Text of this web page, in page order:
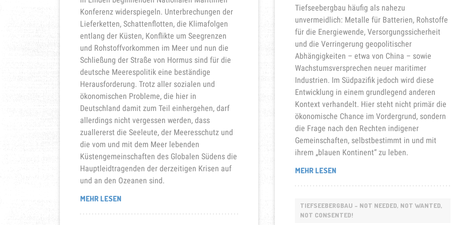
Konferenz widerspiegeln. Unterbrechungen der
Lieferketten, Schattenflotten, die Klimafolgen
entlang der Küsten, Konflikte um Seegrenzen
und Rohstoffvorkommen im Meer und nun die
Schließung der Straße von Hormus sind für die
deutsche Meerespolitik eine beständige
Herausforderung. Trotz aller sozialen und
ökonomischen Probleme, die hier in
Deutschland damit zum Teil einhergehen, darf
allerdings nicht vergessen werden, dass
zuallererst die Seeleute, der Meeresschutz und
die vom und mit dem Meer lebenden
Küstengemeinschaften des Globalen Südens die
Hauptleidtragenden der derzeitigen Krisen auf
und an den Ozeanen sind.
MEHR LESEN„FÜR
Tiefseebergbau häufig als nahezu
unvermeidlich: Metalle für Batterien, Rohstoffe
für die Energiewende, Versorgungssicherheit
und die Verringerung geopolitischer
Abhängigkeiten – etwa von China – sowie
Wachstumsversprechen neuer maritimer
Industrien. Im Südpazifik jedoch wird diese
Entwicklung in einem grundlegend anderen
Kontext verhandelt. Hier steht nicht primär die
ökonomische Chance im Vordergrund, sondern
die Frage nach den Rechten indigener
Gemeinschaften, selbstbestimmt in und mit
ihrem „blauen Kontinent“ zu leben.
MEHR LESEN„TIEFSEEBERGBAU
TIEFSEEBERGBAU - NOT NEEDED, NOT WANTED,
NOT CONSENTED!